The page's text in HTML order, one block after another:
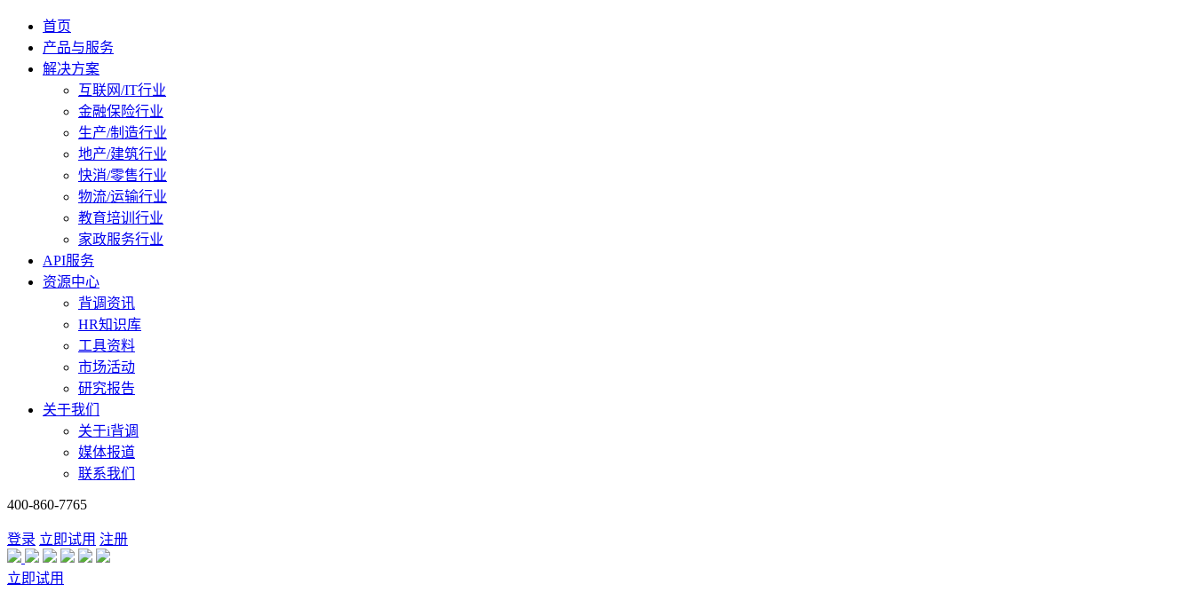
首页
产品与服务
解决方案
互联网/IT行业
金融保险行业
生产/制造行业
地产/建筑行业
快消/零售行业
物流/运输行业
教育培训行业
家政服务行业
API服务
资源中心
背调资讯
HR知识库
工具资料
市场活动
研究报告
关于我们
关于i背调
媒体报道
联系我们
400-860-7765
登录 立即试用 注册
立即试用